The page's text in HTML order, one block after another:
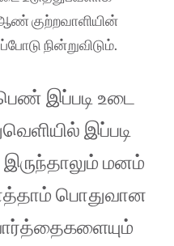
குற்றவாளியின்
நின்றுவிடும்.
இப்படி உடை
இப்படி
இருந்தாலும் மனம்
பொதுவான